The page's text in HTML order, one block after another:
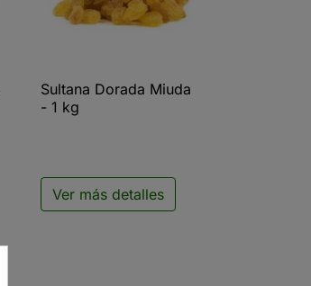
 Vista rápida
Sultana Dorada Miuda
- 1 kg
Ver más detalles